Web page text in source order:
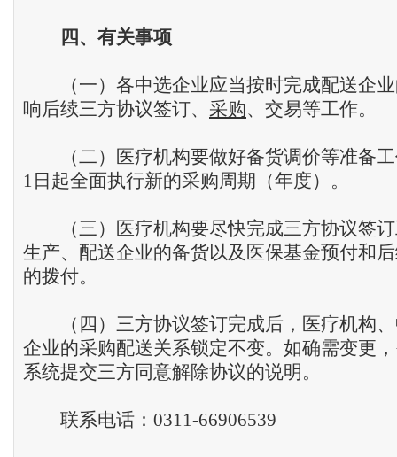
四 、 有关事项
（一）各中选企业应当按时完成配送企业
响后续三方协议签订、 采购、交易等工作。
（二）医疗机构要做好备货调价等准备工
1日起全面执行新的采购周期（年度）。
（三）医疗机构要尽快完成三方协议签订
生产、配送企业的备货以及医保基金预付和
的拨付。
（四）三方协议签订完成后，医疗机构、
企业的采购配送关系锁定不变。如确需变更
系统提交三方同意解除协议的说明。
联系电话：0311-66906539